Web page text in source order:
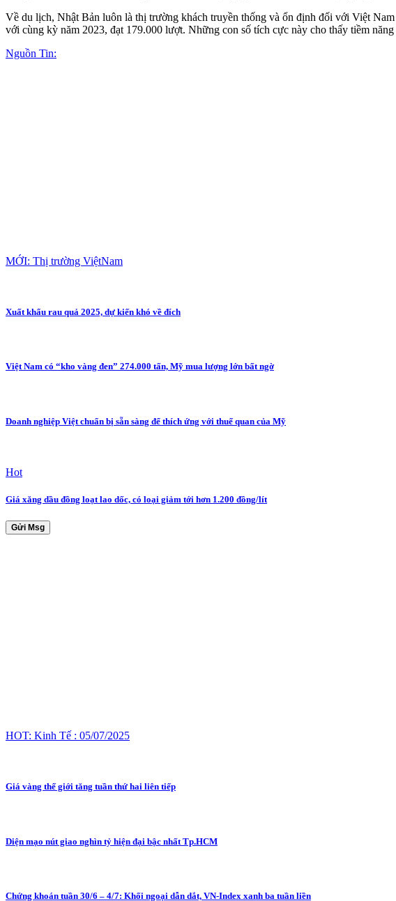
Về du lịch, Nhật Bản luôn là thị trường khách truyền thống và ổn định đối với Việt
với cùng kỳ năm 2023, đạt 179.000 lượt. Những con số tích cực này cho thấy tiềm
Nguồn Tin:
MỚI: Thị trường ViệtNam
Xuất khẩu rau quả 2025, dự kiến khó về đích
Việt Nam có “kho vàng đen” 274.000 tấn, Mỹ mua lượng lớn bất ngờ
Doanh nghiệp Việt chuẩn bị sẵn sàng để thích ứng với thuế quan của Mỹ
Hot
Giá xăng dầu đồng loạt lao dốc, có loại giảm tới hơn 1.200 đồng/lít
Gửi Msg
HOT: Kinh Tế : 05/07/2025
Giá vàng thế giới tăng tuần thứ hai liên tiếp
Diện mạo nút giao nghìn tỷ hiện đại bậc nhất Tp.HCM
Chứng khoán tuần 30/6 – 4/7: Khối ngoại dẫn dắt, VN-Index xanh ba tuần liền